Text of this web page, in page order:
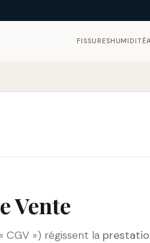
FISSURESHUMIDITÉ
Vente
») régissent la